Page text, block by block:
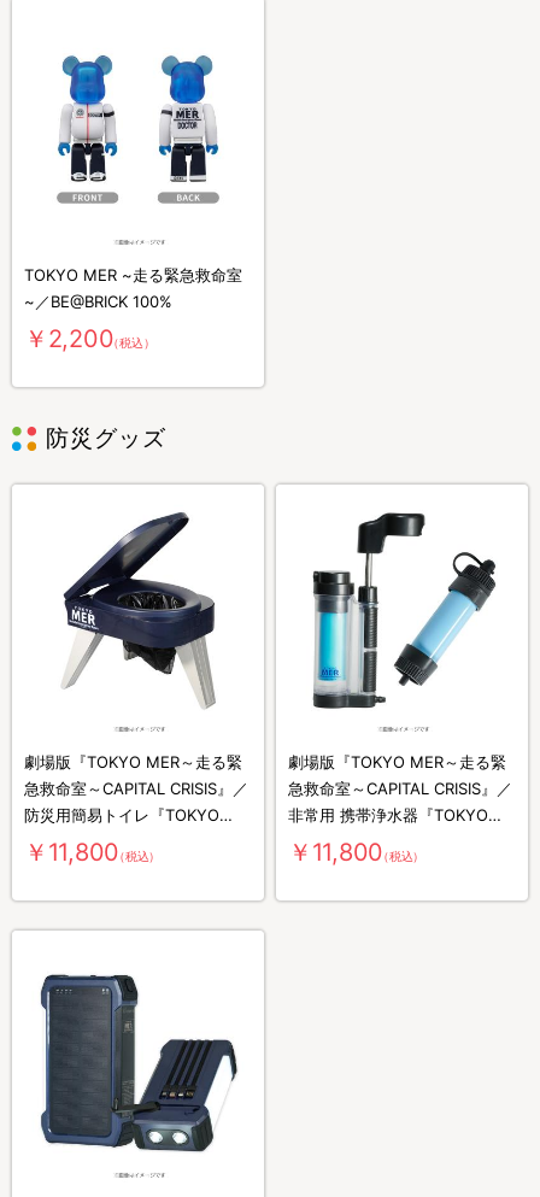
TOKYO MER ~走る緊急救命室
~／BE@BRICK 100%
￥2,200（税込）
防災グッズ
劇場版『TOKYO MER～走る緊
急救命室～CAPITAL CRISIS』／
防災用簡易トイレ『TOKYO
MER』防災コラボモデル
￥11,800（税込）
劇場版『TOKYO MER～走る緊
急救命室～CAPITAL CRISIS』／
非常用 携帯浄水器『TOKYO
MER』防災コラボモデル
￥11,800（税込）